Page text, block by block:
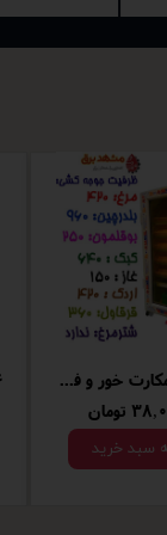
12 تایی شترمرغ سیمکارت خور و فوق هوشمند
سبد خرید